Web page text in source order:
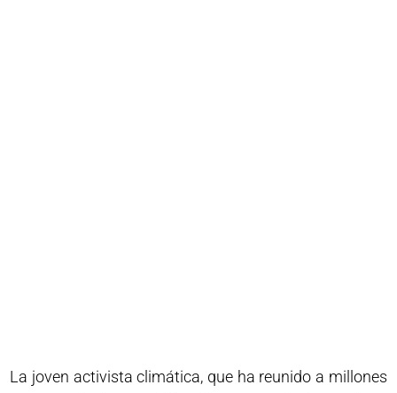
La joven activista climática, que ha reunido a millones